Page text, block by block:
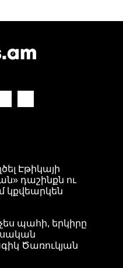
Էթիկայի
դաշինքն ու
կքվեարկեն
պահի, երկիրը
Ծառուկյան